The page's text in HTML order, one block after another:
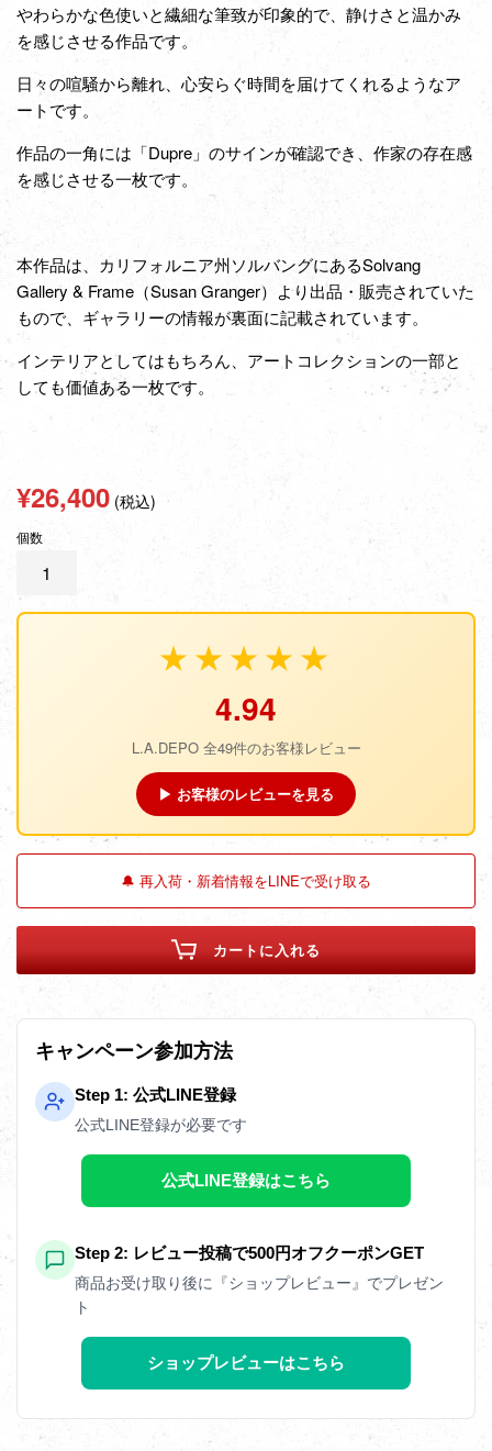
やわらかな色使いと繊細な筆致が印象的で、静けさと温かみ
を感じさせる作品です。
日々の喧騒から離れ、心安らぐ時間を届けてくれるようなア
ートです。
作品の一角には「Dupre」のサインが確認でき、作家の存在感
を感じさせる一枚です。
本作品は、カリフォルニア州ソルバングにあるSolvang
Gallery & Frame（Susan Granger）より出品・販売されていた
もので、ギャラリーの情報が裏面に記載されています。
インテリアとしてはもちろん、アートコレクションの一部と
しても価値ある一枚です。
通
常
価
¥26,400 (税込)
個数
★★★★★
4.94
L.A.DEPO 全49件のお客様レビュー
▶ お客様のレビューを見る
🔔 再入荷・新着情報をLINEで受け取る
カートに入れる
キャンペーン参加方法
Step 1: 公式LINE登録
公式LINE登録が必要です
公式LINE登録はこちら
Step 2: レビュー投稿で500円オフクーポンGET
商品お受け取り後に『ショップレビュー』でプレゼン
ト
ショップレビューはこちら